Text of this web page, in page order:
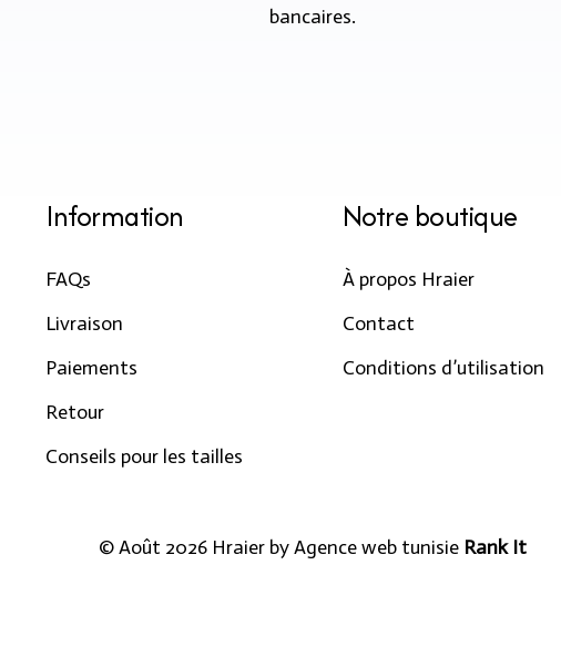
bancaires.
Information
FAQs
Livraison
Paiements
Retour
Conseils pour les tailles
Notre boutique
À propos Hraier
Contact
Conditions d’utilisation
© Août 2026 Hraier byAgence web tunisie Rank It